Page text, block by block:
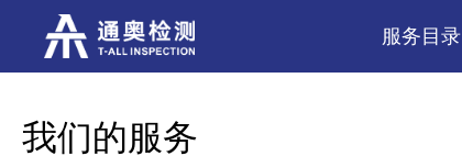
服务目录
我们的服务